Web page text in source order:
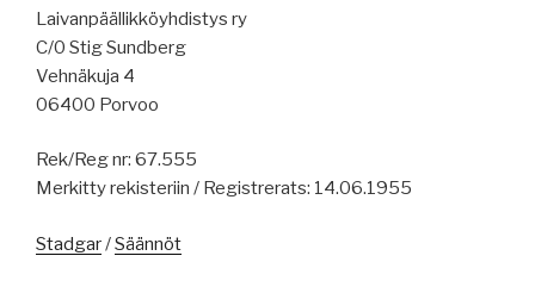
Laivanpäällikköyhdistys ry
C/0 Stig Sundberg
Vehnäkuja 4
06400 Porvoo
Rek/Reg nr: 67.555
Merkitty rekisteriin / Registrerats: 14.06.1955
Stadgar/Säännöt